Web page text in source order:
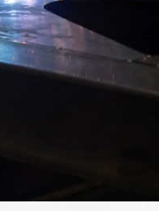
化。プロトタイプ製作